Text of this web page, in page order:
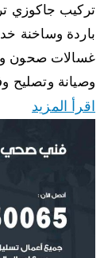
تركيب جاكوزي
باردة وساخنة
غسالات صحون
وصيانة
اقرأ المزيد